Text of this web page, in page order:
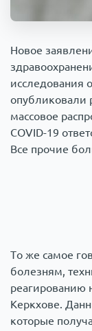
Новое
исследования
опубликовали
массовое
COVID-19
Все прочие
То же самое
болезням,
реагированию
Керкхове.
которые